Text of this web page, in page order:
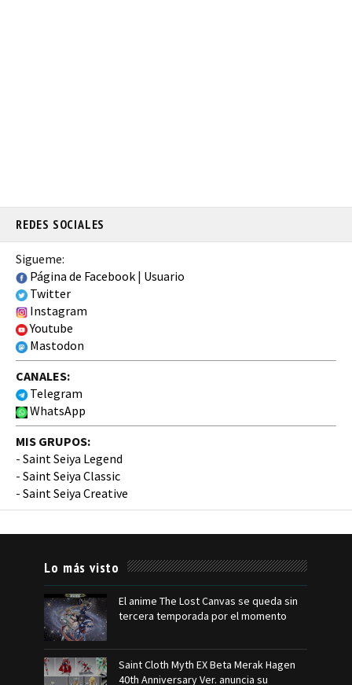
REDES SOCIALES
Sigueme:
Página de Facebook | Usuario
Twitter
Instagram
Youtube
Mastodon
CANALES:
Telegram
WhatsApp
MIS GRUPOS:
- Saint Seiya Legend
- Saint Seiya Classic
- Saint Seiya Creative
Lo más visto
El anime The Lost Canvas se queda sin
tercera temporada por el momento
Saint Cloth Myth EX Beta Merak Hagen
40th Anniversary Ver. anuncia su